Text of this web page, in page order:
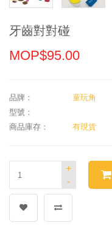
牙齒對對碰
MOP$95.00
品牌：
童玩角
型號：
商品庫存：
有現貨
-
+